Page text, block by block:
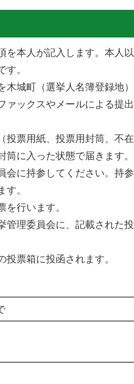
を本人が記入します。本人以
。
城町（選挙人名簿登録地）
ァックスやメールによる提出
投票用紙、投票用封筒、不在
に入った状態で届きます。
会に持参してください。持参
。
行います。
管理委員会に、記載された投
票箱に投函されます。